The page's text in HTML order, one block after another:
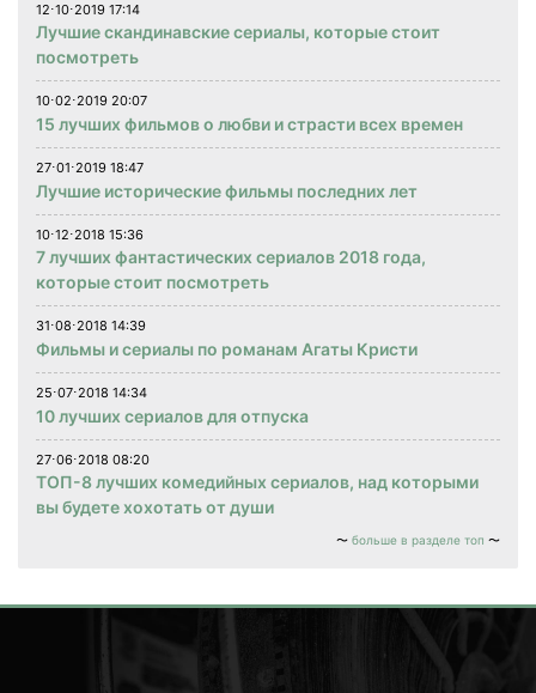
12⋅10⋅2019 17:14
Лучшие скандинавские сериалы, которые стоит
посмотреть
10⋅02⋅2019 20:07
15 лучших фильмов о любви и страсти всех времен
27⋅01⋅2019 18:47
Лучшие исторические фильмы последних лет
10⋅12⋅2018 15:36
7 лучших фантастических сериалов 2018 года,
которые стоит посмотреть
31⋅08⋅2018 14:39
Фильмы и сериалы по романам Агаты Кристи
25⋅07⋅2018 14:34
10 лучших сериалов для отпуска
27⋅06⋅2018 08:20
ТОП-8 лучших комедийных сериалов, над которыми
вы будете хохотать от души
больше в разделе топ